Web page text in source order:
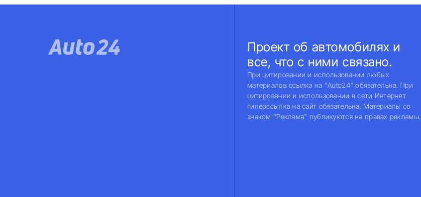
Проект об автомобилях и
все, что с ними связано.
При цитировании и использовании любых
материалов ссылка на "Auto24" обязательна. При
цитировании и использовании в сети Интернет
гиперссылка на сайт обязательна. Материалы со
знаком "Реклама" публикуются на правах рекламы.